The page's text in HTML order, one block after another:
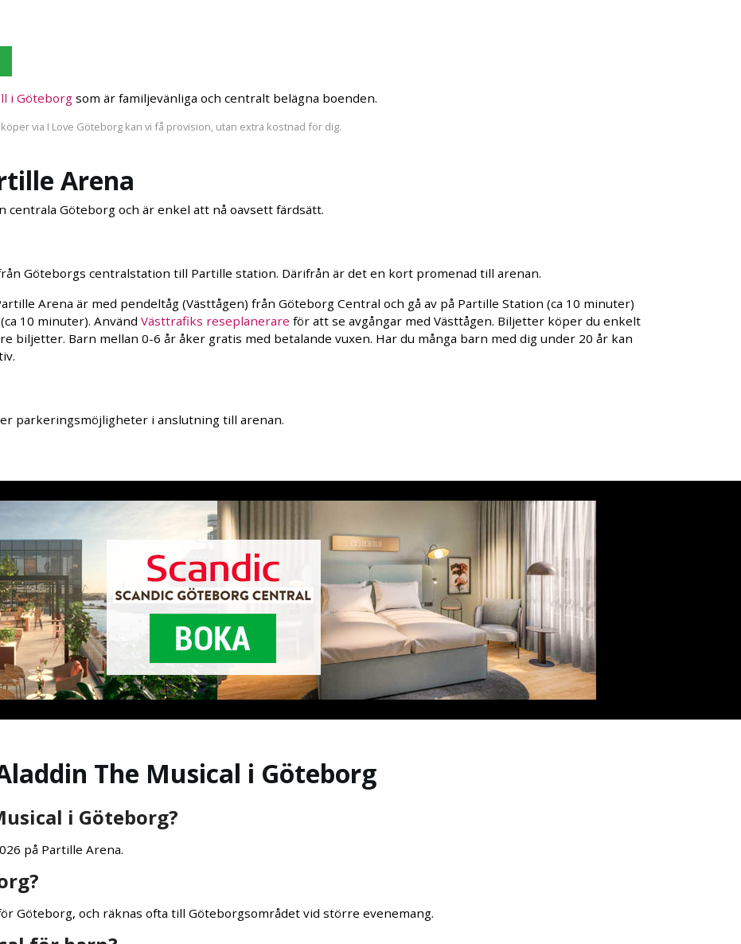
i Göteborg som är familjevänliga och centralt belägna boenden.
via I Love Göteborg kan vi få provision, utan extra kostnad för dig.
Arena
Göteborg och är enkel att nå oavsett färdsätt.
Göteborgs centralstation till Partille station. Därifrån är det en kort promenad till arenan.
Arena är med pendeltåg (Västtågen) från Göteborg Central och gå av på Partille Station (ca 10 minuter)
10 minuter). Använd Västtrafiks reseplanerare för att se avgångar med Västtågen. Biljetter köper du enkelt
biljetter. Barn mellan 0-6 år åker gratis med betalande vuxen. Har du många barn med dig under 20 år kan
parkeringsmöjligheter i anslutning till arenan.
The Musical i Göteborg
i Göteborg?
på Partille Arena.
Göteborg, och räknas ofta till Göteborgsområdet vid större evenemang.